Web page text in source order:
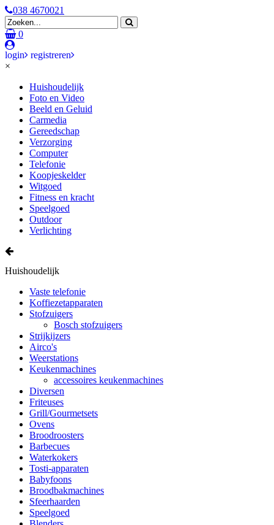
038 4670021
0
login
registreren
×
Huishoudelijk
Foto en Video
Beeld en Geluid
Carmedia
Gereedschap
Verzorging
Computer
Telefonie
Koopjeskelder
Witgoed
Fitness en kracht
Speelgoed
Outdoor
Verlichting
Huishoudelijk
Vaste telefonie
Koffiezetapparaten
Stofzuigers
Bosch stofzuigers
Strijkijzers
Airco's
Weerstations
Keukenmachines
accessoires keukenmachines
Diversen
Friteuses
Grill/Gourmetsets
Ovens
Broodroosters
Barbecues
Waterkokers
Tosti-apparaten
Babyfoons
Broodbakmachines
Sfeerhaarden
Speelgoed